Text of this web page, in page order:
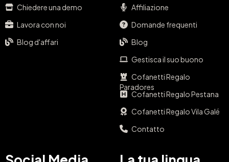
Chiedere una demo
Lavora con noi
Blog d'affari
Affiliazione
Domande frequenti
Blog
Gestisca il suo buono
Cofanetti Regalo
Paradores
Cofanetti Regalo Pestana
Cofanetti Regalo Vila Galé
Contatto